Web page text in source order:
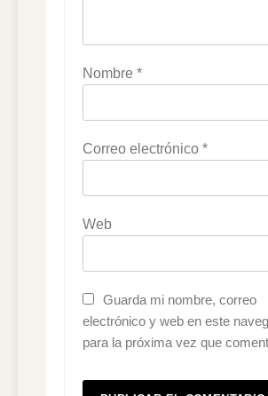
Nombre *
Correo electrónico *
Web
Guarda mi nombre, correo
electrónico y web en este
para la próxima vez que